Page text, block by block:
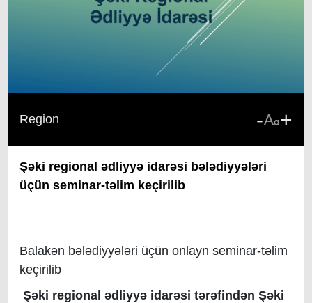
Region - +
Şəki regional ədliyyə idarəsi bələdiyyələri
üçün seminar-təlim keçirilib
Balakən bələdiyyələri üçün onlayn seminar-təlim
keçirilib
Şəki regional ədliyyə idarəsi tərəfindən Şəki